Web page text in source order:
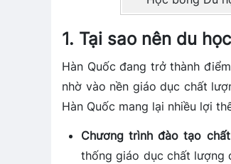
1. Tại sao nên du
Hàn Quốc đang trở thành
nhờ vào nền giáo dục chất
Hàn Quốc mang lại nhiều lợi
Chương trình đào tạo
thống giáo dục chất lượng